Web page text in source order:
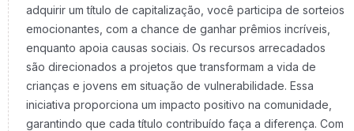
adquirir um título de capitalização, você participa de sorteios
emocionantes, com a chance de ganhar prêmios incríveis,
enquanto apoia causas sociais. Os recursos arrecadados
são direcionados a projetos que transformam a vida de
crianças e jovens em situação de vulnerabilidade. Essa
iniciativa proporciona um impacto positivo na comunidade,
garantindo que cada título contribuído faça a diferença. Com